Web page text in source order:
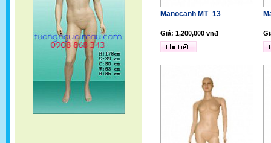
Manocanh MT_13
Giá: 1,200,000 vnđ